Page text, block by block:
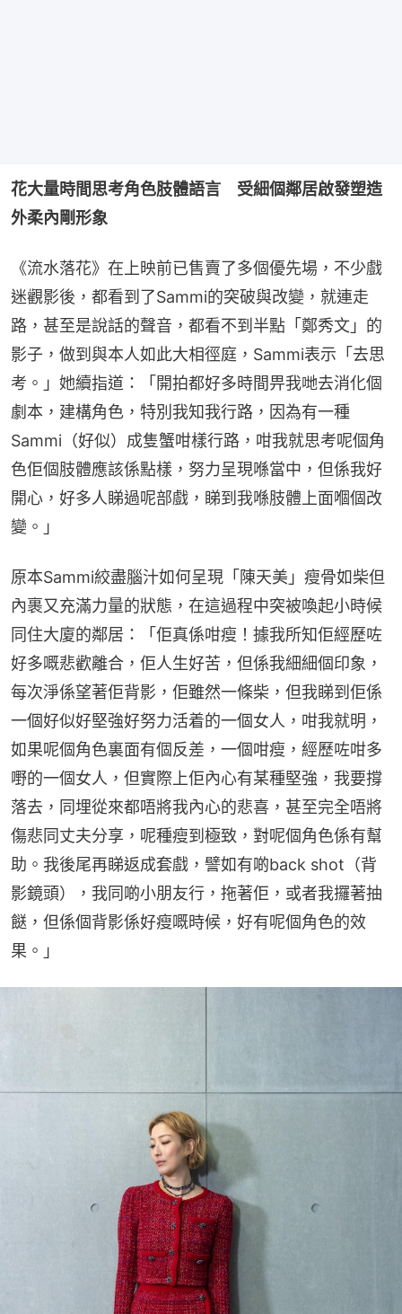
花大量時間思考角色肢體語言　受細個鄰居啟發塑造
外柔內剛形象
《流水落花》在上映前已售賣了多個優先場，不少戲
迷觀影後，都看到了Sammi的突破與改變，就連走
路，甚至是說話的聲音，都看不到半點「鄭秀文」的
影子，做到與本人如此大相徑庭，Sammi表示「去思
考。」她續指道：「開拍都好多時間畀我哋去消化個
劇本，建構角色，特別我知我行路，因為有一種
Sammi（好似）成隻蟹咁樣行路，咁我就思考呢個角
色佢個肢體應該係點樣，努力呈現喺當中，但係我好
開心，好多人睇過呢部戲，睇到我喺肢體上面嗰個改
變。」
原本Sammi絞盡腦汁如何呈現「陳天美」瘦骨如柴但
內裹又充滿力量的狀態，在這過程中突被喚起小時候
同住大廈的鄰居：「佢真係咁瘦！據我所知佢經歷咗
好多嘅悲歡離合，佢人生好苦，但係我細細個印象，
每次淨係望著佢背影，佢雖然一條柴，但我睇到佢係
一個好似好堅強好努力活着的一個女人，咁我就明，
如果呢個角色裏面有個反差，一個咁瘦，經歷咗咁多
嘢的一個女人，但實際上佢內心有某種堅強，我要撐
落去，同埋從來都唔將我內心的悲喜，甚至完全唔將
傷悲同丈夫分享，呢種瘦到極致，對呢個角色係有幫
助。我後尾再睇返成套戲，譬如有啲back shot（背
影鏡頭），我同啲小朋友行，拖著佢，或者我攞著抽
餸，但係個背影係好瘦嘅時候，好有呢個角色的效
果。」